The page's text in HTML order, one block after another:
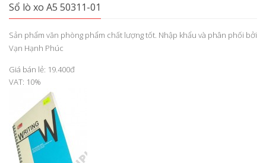
Sổ lò xo A5 50311-01
Sản phẩm văn phòng phẩm chất lượng tốt. Nhập khẩu và phân phối bởi
Vạn Hạnh Phúc
Giá bán lẻ: 19.400đ
VAT: 10%